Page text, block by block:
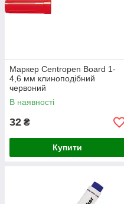
Маркер Centropen Board 1-
4,6 мм клиноподібний
червоний
В наявності
32 ₴
Купити